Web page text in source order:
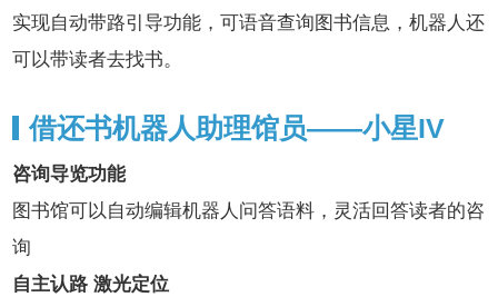
实现自动带路引导功能，可语音查询图书信息，机器人还
可以带读者去找书。
借还书机器人助理馆员——小星IV
咨询导览功能
图书馆可以自动编辑机器人问答语料，灵活回答读者的咨
询
自主认路 激光定位